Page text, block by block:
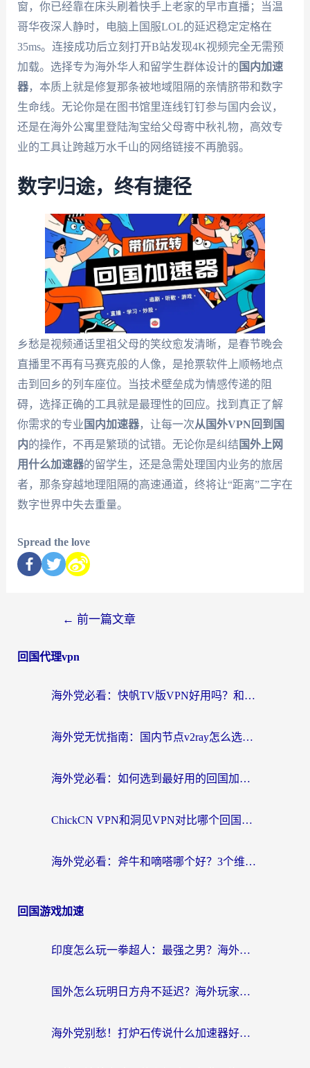
窗，你已经靠在床头刷着快手上老家的早市直播；当温
哥华夜深人静时，电脑上国服LOL的延迟稳定定格在
35ms。连接成功后立刻打开B站发现4K视频完全无需预
加载。选择专为海外华人和留学生群体设计的 国内加速
器，本质上就是修复那条被地域阻隔的亲情脐带和数字
生命线。无论你是在图书馆里连线钉钉参与国内会议，
还是在海外公寓里登陆淘宝给父母寄中秋礼物，高效专
业的工具让跨越万水千山的网络链接不再脆弱。
数字归途，终有捷径
乡愁是视频通话里祖父母的笑纹愈发清晰，是春节晚会
直播里不再有马赛克般的人像，是抢票软件上顺畅地点
击到回乡的列车座位。当技术壁垒成为情感传递的阻
碍，选择正确的工具就是最理性的回应。找到真正了解
你需求的专业 国内加速器，让每一次从国外VPN回到国
内的操作，不再是繁琐的试错。无论你是纠结 国外上网
用什么加速器的留学生，还是急需处理国内业务的旅居
者，那条穿越地理阻隔的高速通道，终将让“距离”二字在
数字世界中失去重量。
Spread the love
← 前一篇文章
回国代理vpn
海外党必看：快帆TV版VPN好用吗？和快游VPN对比哪个回国效果更好？附实用避坑指南
海外党无忧指南：国内节点v2ray怎么选？一键回国VPN+多场景实测帮你避坑
海外党必看：如何选到最好用的回国加速器？从节点到售后的全维度指南
ChickCN VPN和洞见VPN对比哪个回国效果更好？海外党亲测3款加速器+避坑指南
海外党必看：斧牛和嘀嗒哪个好？3个维度教你选对回国加速器
回国游戏加速
印度怎么玩一拳超人：最强之男？海外党国服游戏加速避坑指南
国外怎么玩明日方舟不延迟？海外玩家国服游戏加速终极指南（附DNF梦幻诛仙解决方案）
海外党别愁！打炉石传说什么加速器好用？3个实用技巧解决国服游戏卡顿